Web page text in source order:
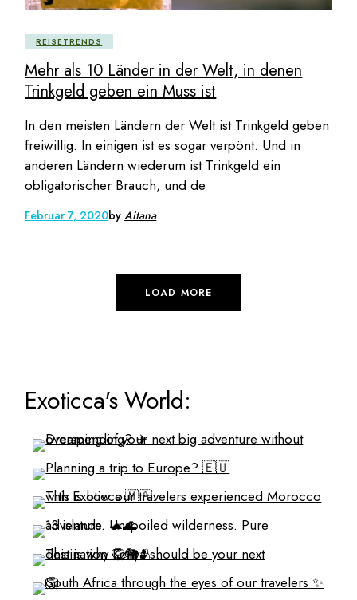
REISETRENDS
Mehr als 10 Länder in der Welt, in denen
Trinkgeld geben ein Muss ist
In den meisten Ländern der Welt ist Trinkgeld geben
freiwillig. In einigen ist es sogar verpönt. Und in
anderen Ländern wiederum ist Trinkgeld ein
obligatorischer Brauch, und de
Februar 7, 2020byAitana
LOAD MORE
Exoticca's World: